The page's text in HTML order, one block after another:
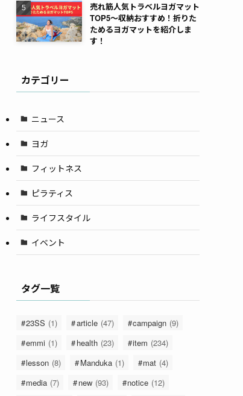
売れ筋人気トラベルヨガマット
TOP5～収納おすすめ！折りた
ためるヨガマットを紹介しま
す！
カテゴリー
ニュース
ヨガ
フィットネス
ピラティス
ライフスタイル
イベント
タグ一覧
23SS (1) article (47) campaign (9)
emmi (1) health (23) item (234)
lesson (8) Manduka (1) mat (4)
media (7) new (93) notice (12)